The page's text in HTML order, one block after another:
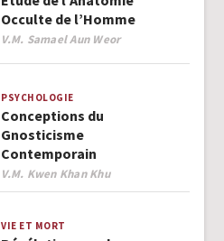
Occulte de l’Homme
Author
V.M. Samael Aun Weor
PSYCHOLOGIE
Conceptions du
Gnosticisme
Contemporain
Author
V.M. Kwen Khan Khu
VIE ET MORT